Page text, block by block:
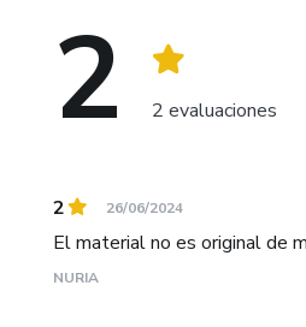
2 2 evaluaciones
2 26/06/2024
El material no es original de
NURIA